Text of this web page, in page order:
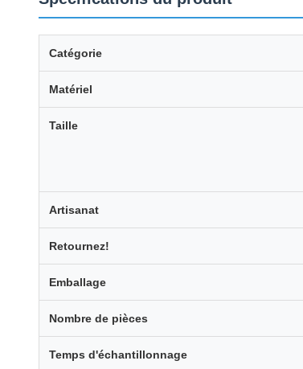
Catégorie
Matériel
Taille
Artisanat
Retournez!
Emballage
Nombre de pièces
Temps d'échantillonnage